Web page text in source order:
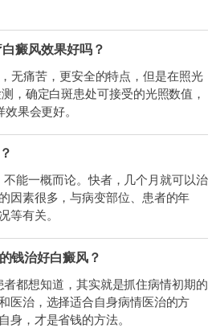
癜风效果好吗？
无痛苦，更安全的特点，但是在照光
，确定白斑患处可接受的光照数值，
果会更好。
不能一概而论。快者，几个月就可以治
因素很多，与病变部位、患者的年
等有关。
钱治好白癜风？
都想知道，其实就是抓住病情初期的
医治，选择适合自身病情医治的方
身，才是省钱的方法。